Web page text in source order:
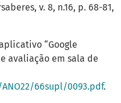
v. 8, n.16, p. 68-81,
aplicativo “Google
avaliação em sala de
66supl/0093.pdf.